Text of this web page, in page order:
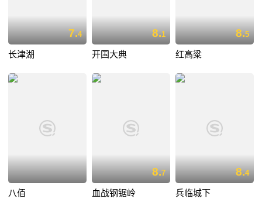
7.4
长津湖
8.1
开国大典
8.5
红高粱
八佰
8.7
血战钢锯岭
8.4
兵临城下